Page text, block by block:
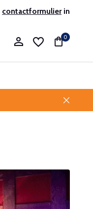
contactformulierin
0